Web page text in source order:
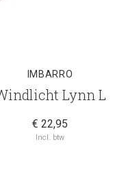
IMBARRO
Lynn L
€ 22,95
Incl. btw